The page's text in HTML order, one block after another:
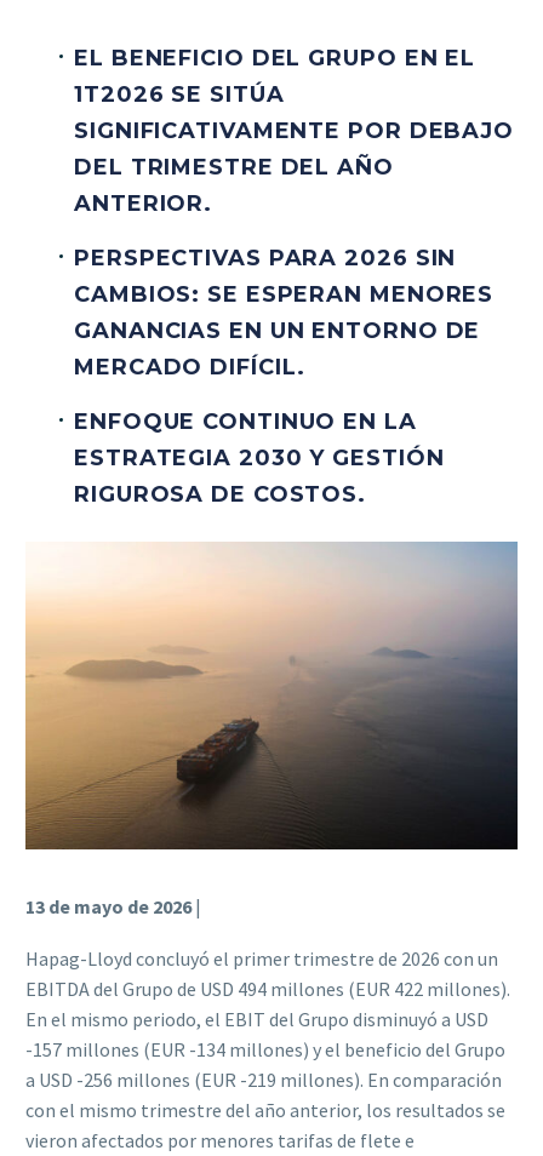
EL BENEFICIO DEL GRUPO EN EL
1T2026 SE SITÚA
SIGNIFICATIVAMENTE POR DEBAJO
DEL TRIMESTRE DEL AÑO
ANTERIOR.
PERSPECTIVAS PARA 2026 SIN
CAMBIOS: SE ESPERAN MENORES
GANANCIAS EN UN ENTORNO DE
MERCADO DIFÍCIL.
ENFOQUE CONTINUO EN LA
ESTRATEGIA 2030 Y GESTIÓN
RIGUROSA DE COSTOS.
13 de mayo de 2026|
Hapag-Lloyd concluyó el primer trimestre de 2026 con un
EBITDA del Grupo de USD 494 millones (EUR 422 millones).
En el mismo periodo, el EBIT del Grupo disminuyó a USD
-157 millones (EUR -134 millones) y el beneficio del Grupo
a USD -256 millones (EUR -219 millones). En comparación
con el mismo trimestre del año anterior, los resultados se
vieron afectados por menores tarifas de flete e